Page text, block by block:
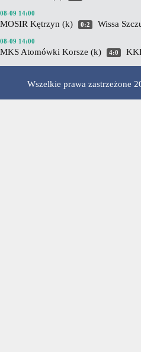
08-09 14:00
MOSIR Kętrzyn (k) 0:2 Wissa
08-09 14:00
MKS Atomówki Korsze (k) 4:0
Wszelkie prawa zastrzeżone